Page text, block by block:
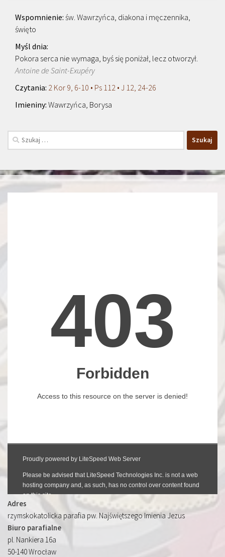
św. Wawrzyńca, diakona i męczennika,
święto
Pokora serca nie wymaga, byś się poniżał, lecz otworzył.
Antoine de Saint-Exupéry
2 Kor 9, 6-10 • Ps 112 • J 12, 24-26
Wawrzyńca, Borysa
Szukaj:
Adres
rzymskokatolicka parafia pw. Najświętszego Imienia Jezus
Biuro parafialne
pl. Nankiera 16a
50-140 Wrocław